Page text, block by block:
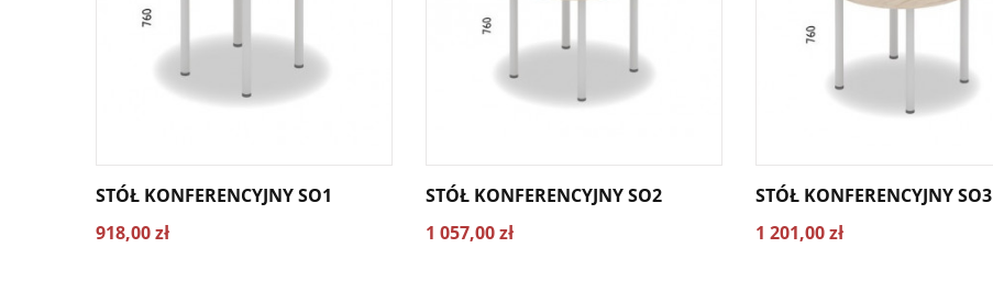
STÓŁ KONFERENCYJNY SO1
918,00 zł
STÓŁ KONFERENCYJNY SO2
1 057,00 zł
STÓŁ KONFERENCYJNY SO3
1 201,00 zł